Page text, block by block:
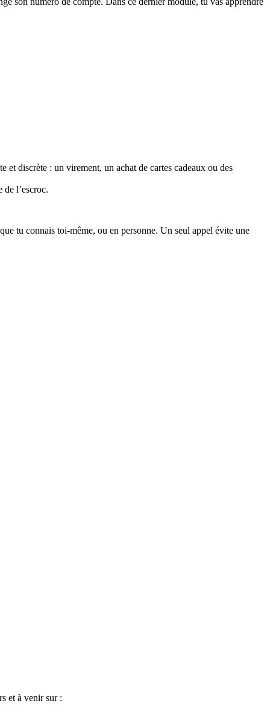
et discrète : un virement, un achat de cartes cadeaux ou des
l’escroc.
tu connais toi-même, ou en personne. Un seul appel évite une
et à venir sur :